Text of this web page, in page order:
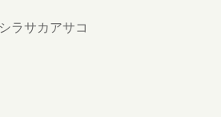
ラサカアサコ